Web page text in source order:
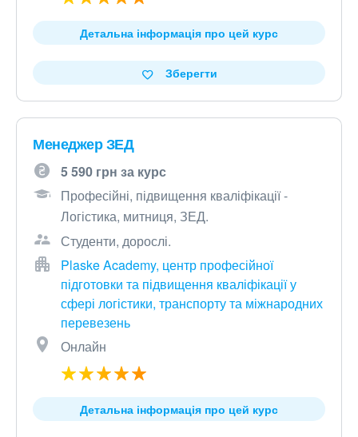
Детальна інформація про цей курс
Зберегти
Менеджер ЗЕД
5 590 грн за курс
Професійні, підвищення кваліфікації -
Логістика, митниця, ЗЕД.
Студенти, дорослі.
Plaske Academy, центр професійної
підготовки та підвищення кваліфікації у
сфері логістики, транспорту та міжнародних
перевезень
Онлайн
Детальна інформація про цей курс